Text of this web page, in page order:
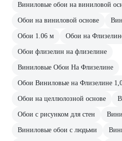
Виниловые обои на виниловой
Обои на виниловой основе
Обои 1.06 м Обои на
Обои флизелин на флизелине
Виниловые Обои На Флизелине
Обои Виниловые на Флизелине
Обои на целлюлозной основе
Обои с рисунком для стен
Виниловые обои с людьми